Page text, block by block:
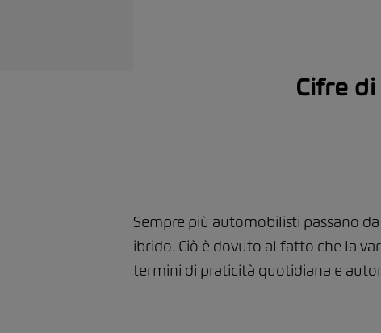
Cifre
Sempre più automobilisti passano
ibrido. Ciò è dovuto al fatto che la
termini di praticità quotidiana e